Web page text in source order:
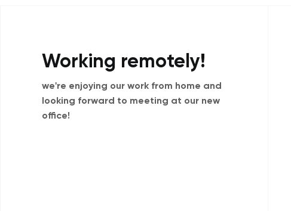
Working remotely!
we're enjoying our work from home and
looking forward to meeting at our new
office!